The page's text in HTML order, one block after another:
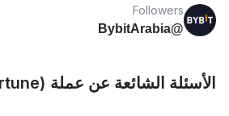
Followers
@BybitArabia
الأسئلة الشائعة عن عملة GUA (Superfortune)